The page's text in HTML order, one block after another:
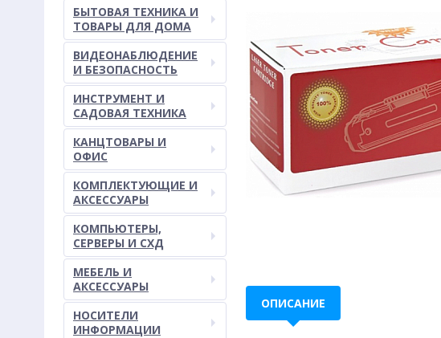
БЫТОВАЯ ТЕХНИКА И
ТОВАРЫ ДЛЯ ДОМА
ВИДЕОНАБЛЮДЕНИЕ
И БЕЗОПАСНОСТЬ
ИНСТРУМЕНТ И
САДОВАЯ ТЕХНИКА
КАНЦТОВАРЫ И
ОФИС
КОМПЛЕКТУЮЩИЕ И
АКСЕССУАРЫ
КОМПЬЮТЕРЫ,
СЕРВЕРЫ И СХД
МЕБЕЛЬ И
АКСЕССУАРЫ
НОСИТЕЛИ
ИНФОРМАЦИИ
ОПИСАНИЕ